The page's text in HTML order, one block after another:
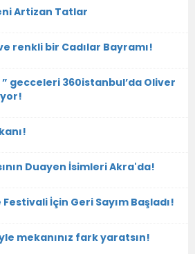
Artizan Tatlar
renkli bir Cadılar Bayramı!
” gecceleri 360istanbul’da Oliver
Duayen İsimleri Akra'da!
İçin Geri Sayım Başladı!
mekanınız fark yaratsın!